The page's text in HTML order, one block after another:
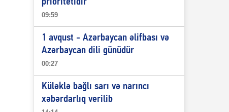
prioritetidir
09:59
1 avqust - Azərbaycan əlifbası və
Azərbaycan dili günüdür
00:27
Küləklə bağlı sarı və narıncı
xəbərdarlıq verilib